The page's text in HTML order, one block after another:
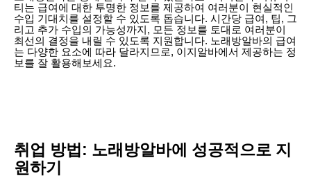
티는 급여에 대한 투명한 정보를 제공하여 여러분이 현실적인
수입 기대치를 설정할 수 있도록 돕습니다. 시간당 급여, 팁, 그
리고 추가 수입의 가능성까지, 모든 정보를 토대로 여러분이
최선의 결정을 내릴 수 있도록 지원합니다. 노래방알바의 급여
는 다양한 요소에 따라 달라지므로, 이지알바에서 제공하는 정
보를 잘 활용해보세요.
취업 방법: 노래방알바에 성공적으로 지
원하기